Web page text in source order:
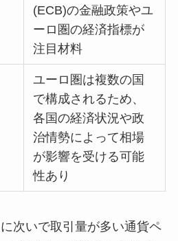
(ECB)の金融政策やユ
ーロ圏の経済指標が
注目材料
ユーロ圏は複数の国
で構成されるため、
各国の経済状況や政
治情勢によって相場
が影響を受ける可能
性あり
次いで取引量が多い通貨ペ